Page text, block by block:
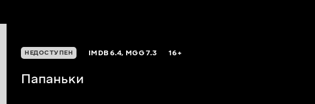
НЕДОСТУПЕН IMDB6.4, MGG7.3 16+
Папаньки